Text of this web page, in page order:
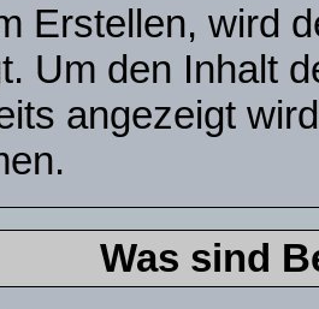
Erstellen, wird
Um den Inhalt
angezeigt
Was sind